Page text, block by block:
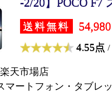
送料無料
4.55点 /
天市場店
マートフォン・タブレ